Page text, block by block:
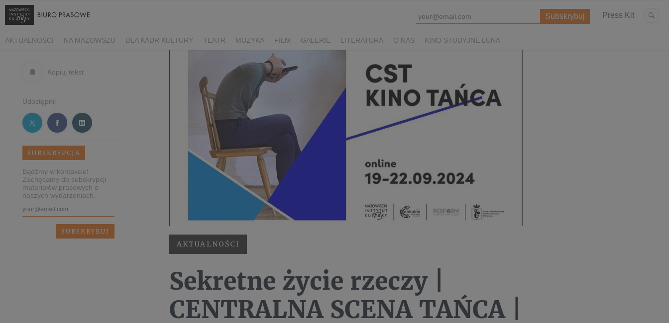
Press Kit
AKTUALNOŚCI NA MAZOWSZU DLA KADR KULTURY TEATR MUZYKA FILM GALERIE LITERATURA O NAS KINO STUDYJNE LUNA
Kopiuj tekst
Udostępnij
SUBSKRYPCJA
Bądźmy w kontakcie!
Zachęcamy do subskrypcji
materiałów prasowych o
naszych wydarzeniach.
AKTUALNOŚCI
Sekretne życie rzeczy |
CENTRALNA SCENA TAŃCA |